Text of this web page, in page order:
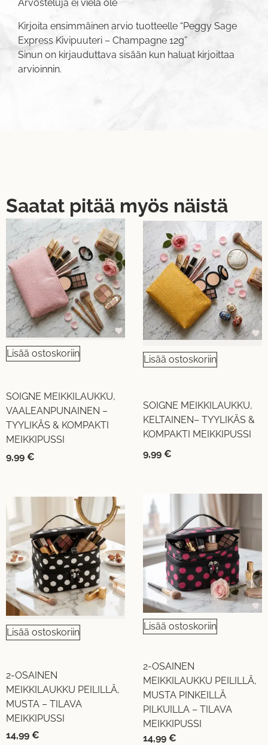
Arvosteluja ei vielä ole
Kirjoita ensimmäinen arvio tuotteelle “Peggy Sage
Express Kivipuuteri – Champagne 12g”
Sinun on kirjauduttava sisään kun haluat kirjoittaa
arvioinnin.
Saatat pitää myös näistä
Lisää ostoskoriin
SOIGNE MEIKKILAUKKU,
VAALEANPUNAINEN –
TYYLIKÄS & KOMPAKTI
MEIKKIPUSSI
9,99 €
Lisää ostoskoriin
SOIGNE MEIKKILAUKKU,
KELTAINEN– TYYLIKÄS &
KOMPAKTI MEIKKIPUSSI
9,99 €
Lisää ostoskoriin
2-OSAINEN
MEIKKILAUKKU PEILILLÄ,
MUSTA – TILAVA
MEIKKIPUSSI
14,99 €
Lisää ostoskoriin
2-OSAINEN
MEIKKILAUKKU PEILILLÄ,
MUSTA PINKEILLÄ
PILKUILLA – TILAVA
MEIKKIPUSSI
14,99 €